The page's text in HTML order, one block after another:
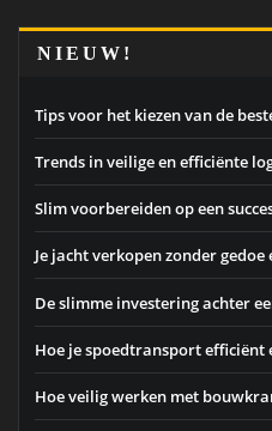
NIEUW!
Tips voor het kiezen van de
Trends in veilige en efficiënte
Slim voorbereiden op een
Je jacht verkopen zonder
De slimme investering achter
Hoe je spoedtransport
Hoe veilig werken met